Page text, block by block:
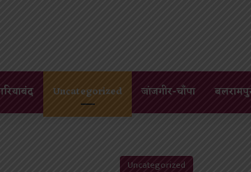
Uncategorized जांजगीर-चाँपा
Uncategorized